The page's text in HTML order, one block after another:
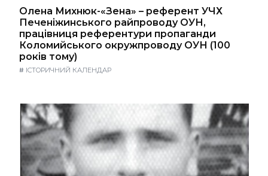
Олена Михнюк-«Зена» – референт УЧХ
Печеніжинського райпроводу ОУН,
працівниця референтури пропаганди
Коломийського окружпроводу ОУН (100
років тому)
# ІСТОРИЧНИЙ КАЛЕНДАР